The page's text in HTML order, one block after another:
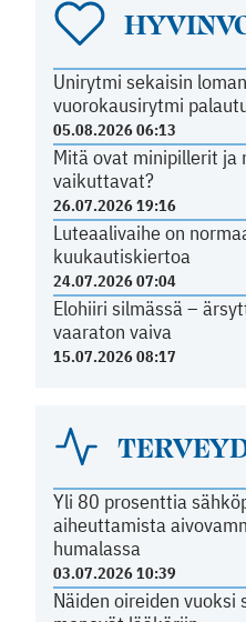
Unirytmi sekaisin
vuorokausirytmi
05.08.2026 06:13
Mitä ovat minipillerit ja
vaikuttavat?
26.07.2026 19:16
Luteaalivaihe on
kuukautiskiertoa
24.07.2026 07:04
Elohiiri silmässä –
vaaraton vaiva
15.07.2026 08:17
Yli 80 prosenttia
aiheuttamista
humalassa
03.07.2026 10:39
Näiden oireiden vuoksi